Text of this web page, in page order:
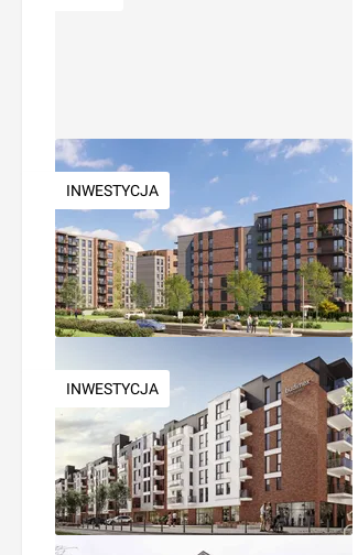
INWESTYCJA
INWESTYCJA